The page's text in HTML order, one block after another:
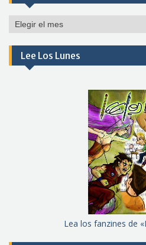
Por
Lee Los Lunes
Lea los fanzines de